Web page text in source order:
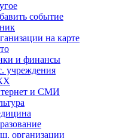
событие
на карте
и финансы
учреждения
и СМИ
организации